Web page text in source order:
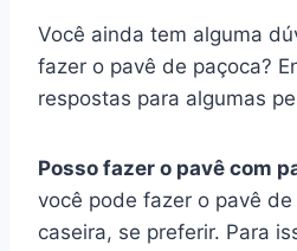
Você ainda tem alguma
fazer o pavê de paçoca?
respostas para algumas
Posso fazer o pavê com
você pode fazer o pavê
caseira, se preferir. Para